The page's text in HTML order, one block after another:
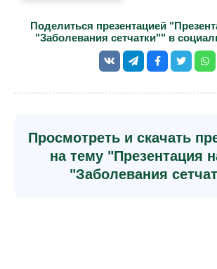
Поделиться презентацией
"Заболевания сетчатки"" в
Просмотреть и скачать
на тему "Презентация
"Заболевания